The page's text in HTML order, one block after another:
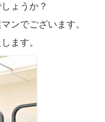
ょうか？
ンでございます。
ます。